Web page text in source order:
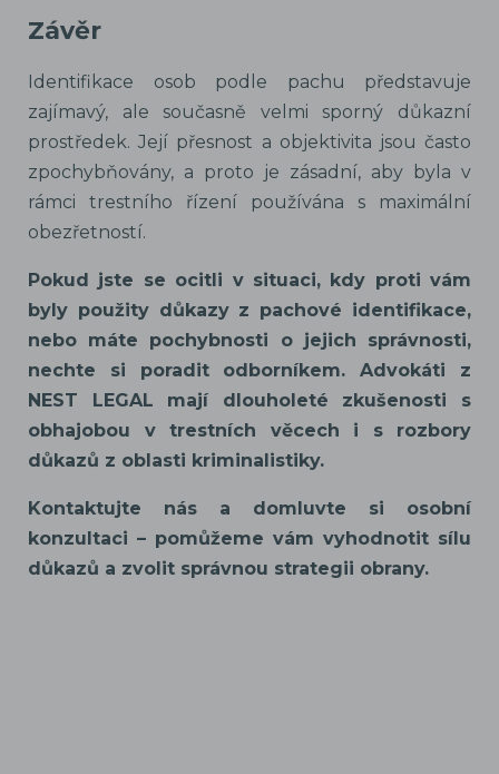
Závěr
Identifikace osob podle pachu představuje
zajímavý, ale současně velmi sporný důkazní
prostředek. Její přesnost a objektivita jsou často
zpochybňovány, a proto je zásadní, aby byla v
rámci trestního řízení používána s maximální
obezřetností.
Pokud jste se ocitli v situaci, kdy proti vám
byly použity důkazy z pachové identifikace,
nebo máte pochybnosti o jejich správnosti,
nechte si poradit odborníkem. Advokáti z
NEST LEGAL mají dlouholeté zkušenosti s
obhajobou v trestních věcech i s rozbory
důkazů z oblasti kriminalistiky.
Kontaktujte nás a domluvte si osobní
konzultaci – pomůžeme vám vyhodnotit sílu
důkazů a zvolit správnou strategii obrany.